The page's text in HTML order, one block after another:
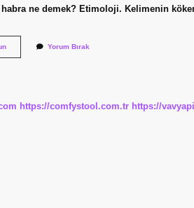
Almanca
Abrakadabra
Yorum Bırak
https://comfystool.com.tr https://